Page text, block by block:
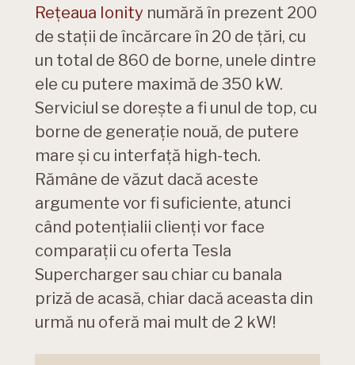
Rețeaua Ionity numără în prezent 200
de stații de încărcare în 20 de țări, cu
un total de 860 de borne, unele dintre
ele cu putere maximă de 350 kW.
Serviciul se dorește a fi unul de top, cu
borne de generație nouă, de putere
mare și cu interfață high-tech.
Rămâne de văzut dacă aceste
argumente vor fi suficiente, atunci
când potențialii clienți vor face
comparații cu oferta Tesla
Supercharger sau chiar cu banala
priză de acasă, chiar dacă aceasta din
urmă nu oferă mai mult de 2 kW!